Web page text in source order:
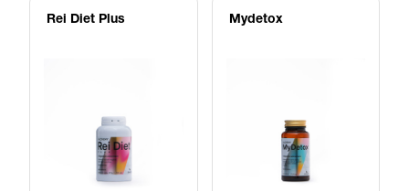
Rei Diet Plus Mydetox